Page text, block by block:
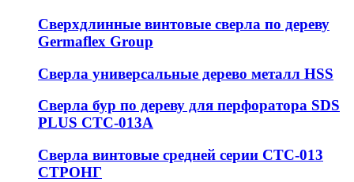
Сверхдлинные винтовые сверла по дереву
Germaflex Group
Сверла универсальные дерево металл HSS
Cверла бур по дереву для перфоратора SDS
PLUS СТС-013А
Сверла винтовые средней серии СТС-013
СТРОНГ